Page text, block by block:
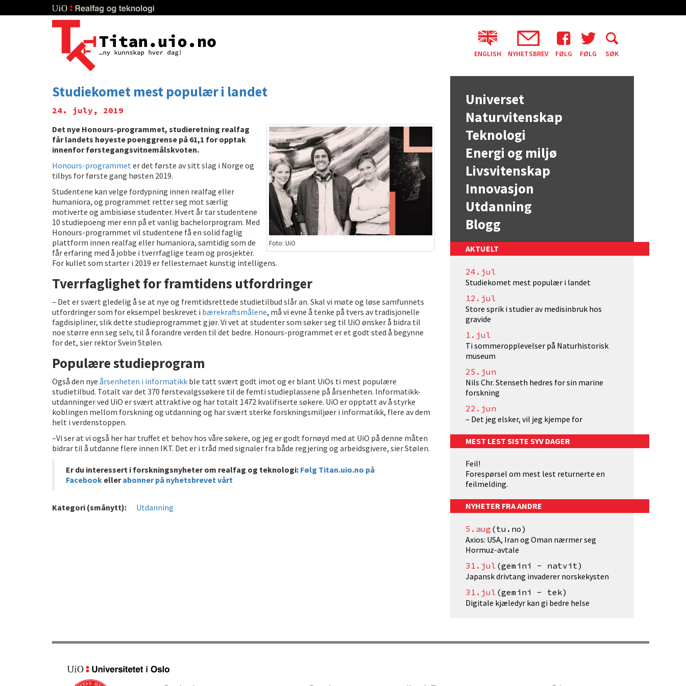
to
ENGLISH NYHETSBREV FØLG FØLG SØK
Studiekomet mest populær i landet
24. july, 2019
Foto: UiO
Det nye Honours-programmet, studieretning realfag
får landets høyeste poenggrense på 61,1 for opptak
innenfor førstegangsvitnemålskvoten.
Honours-programmet er det første av sitt slag i Norge og
tilbys for første gang høsten 2019.
Studentene kan velge fordypning innen realfag eller
humaniora, og programmet retter seg mot særlig
motiverte og ambisiøse studenter. Hvert år tar studentene
10 studiepoeng mer enn på et vanlig bachelorprogram. Med
Honours-programmet vil studentene få en solid faglig
plattform innen realfag eller humaniora, samtidig som de
får erfaring med å jobbe i tverrfaglige team og prosjekter.
For kullet som starter i 2019 er fellestemaet kunstig intelligens.
Tverrfaglighet for framtidens utfordringer
– Det er svært gledelig å se at nye og fremtidsrettede studietilbud slår an. Skal vi møte og løse samfunnets
utfordringer som for eksempel beskrevet i bærekraftsmålene, må vi evne å tenke på tvers av tradisjonelle
fagdisipliner, slik dette studieprogrammet gjør. Vi vet at studenter som søker seg til UiO ønsker å bidra til
noe større enn seg selv, til å forandre verden til det bedre. Honours-programmet er et godt sted å begynne
for det, sier rektor Svein Stølen.
Populære studieprogram
Også den nye årsenheten i informatikk ble tatt svært godt imot og er blant UiOs ti mest populære
studietilbud. Totalt var det 370 førstevalgssøkere til de femti studieplassene på årsenheten. Informatikk-
utdanninger ved UiO er svært attraktive og har totalt 1472 kvalifiserte søkere. UiO er opptatt av å styrke
koblingen mellom forskning og utdanning og har svært sterke forskningsmiljøer i informatikk, flere av dem
helt i verdenstoppen.
–Vi ser at vi også her har truffet et behov hos våre søkere, og jeg er godt fornøyd med at UiO på denne måten
bidrar til å utdanne flere innen IKT. Det er i tråd med signaler fra både regjering og arbeidsgivere, sier Stølen.
Er du interessert i forskningsnyheter om realfag og teknologi: Følg Titan.uio.no på
Facebook ellerabonner på nyhetsbrevet vårt
Kategori (smånytt): Utdanning
Universet
Naturvitenskap
Teknologi
Energi og miljø
Livsvitenskap
Innovasjon
Utdanning
Blogg
AKTUELT
24.jul
Studiekomet mest populær i landet
12.jul
Store sprik i studier av medisinbruk hos
gravide
1.jul
Ti sommeropplevelser på Naturhistorisk
museum
25.jun
Nils Chr. Stenseth hedres for sin marine
forskning
22.jun
– Det jeg elsker, vil jeg kjempe for
MEST LEST SISTE SYV DAGER
Feil!
Forespørsel om mest lest returnerte en
feilmelding.
NYHETER FRA ANDRE
5.aug (tu.no)
Axios: USA, Iran og Oman nærmer seg
Hormuz-avtale
31.jul (gemini - natvit)
Japansk drivtang invaderer norskekysten
31.jul (gemini - tek)
Digitale kjæledyr kan gi bedre helse